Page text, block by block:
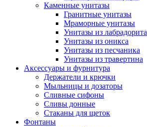
Каменные унитазы
Гранитные унитазы
Мраморные унитазы
Унитазы из лабрадорита
Унитазы из оникса
Унитазы из песчаника
Унитазы из травертина
Аксессуары и фурнитура
Держатели и крючки
Мыльницы и дозаторы
Сливные сифоны
Сливы донные
Стаканы для щеток
Фонтаны